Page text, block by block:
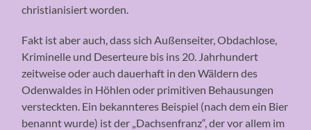
christianisiert worden.
Fakt ist aber auch, dass sich Außenseiter, Obdachlose,
Kriminelle und Deserteure bis ins 20. Jahrhundert
zeitweise oder auch dauerhaft in den Wäldern des
Odenwaldes in Höhlen oder primitiven Behausungen
versteckten. Ein bekannteres Beispiel (nach dem ein Bier
benannt wurde) ist der „Dachsenfranz“, der vor allem im